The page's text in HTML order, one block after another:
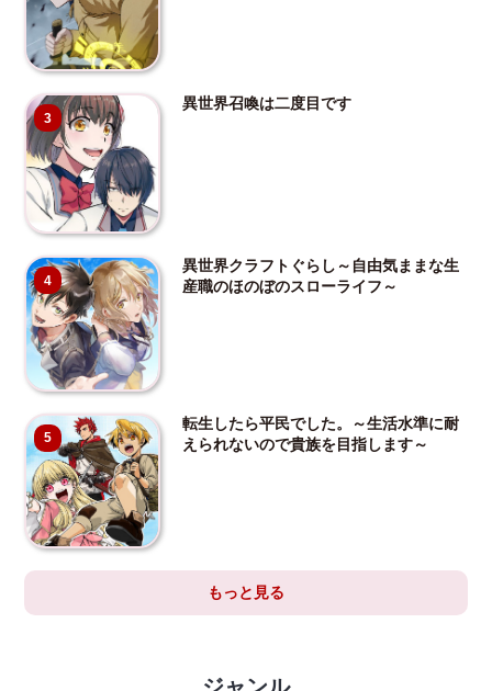
3
異世界召喚は二度目です
4
異世界クラフトぐらし～自由気ままな生
産職のほのぼのスローライフ～
5
転生したら平民でした。～生活水準に耐
えられないので貴族を目指します～
もっと見る